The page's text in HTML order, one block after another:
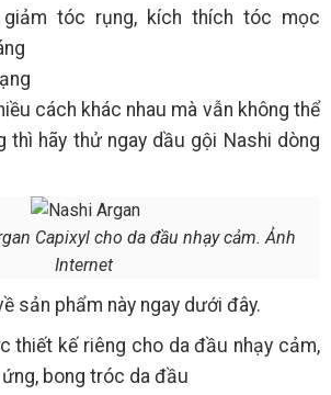
tóc rụng, kích thích tóc mọc
cách khác nhau mà vẫn không thể
thì hãy thử ngay dầu gội Nashi dòng
Capixyl cho da đầu nhạy cảm. Ảnh
Internet
sản phẩm này ngay dưới đây.
thiết kế riêng cho da đầu nhạy cảm,
bong tróc da đầu